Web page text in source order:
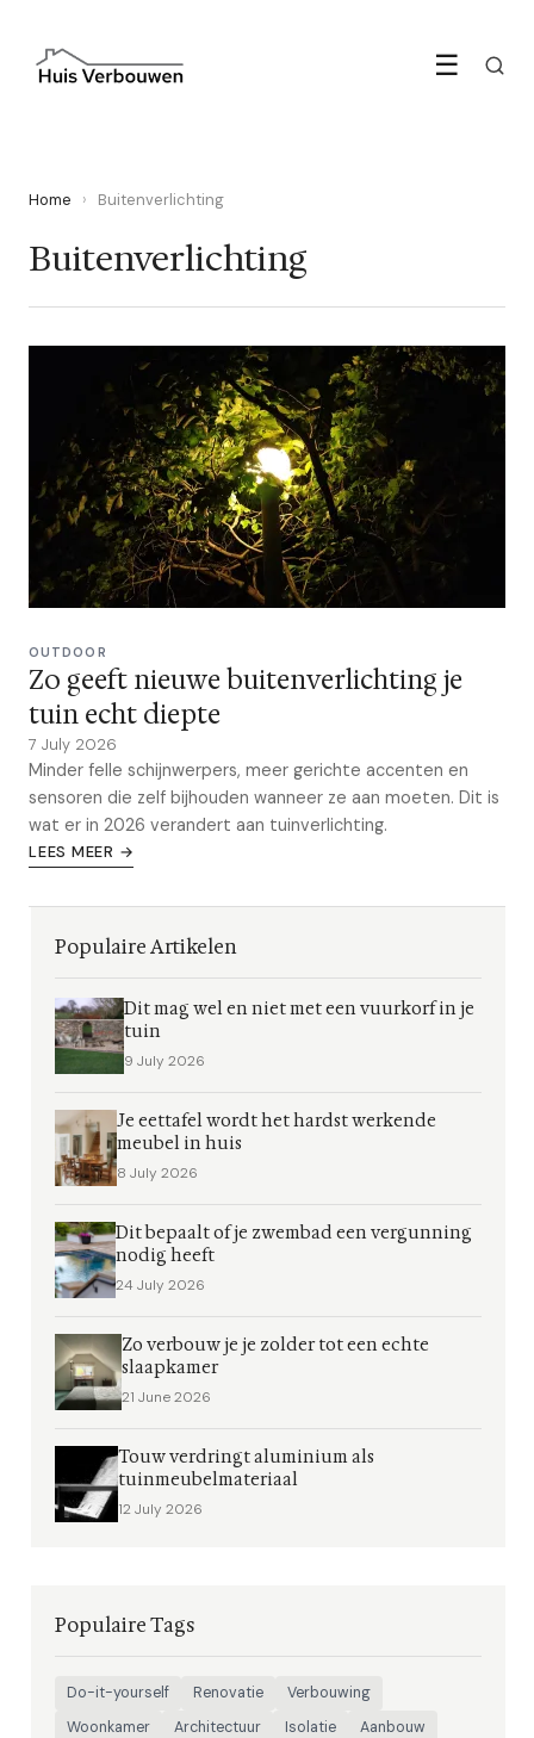
☰
Home › Buitenverlichting
Buitenverlichting
OUTDOOR
Zo geeft nieuwe buitenverlichting je
tuin echt diepte
7 July 2026
Minder felle schijnwerpers, meer gerichte accenten en
sensoren die zelf bijhouden wanneer ze aan moeten. Dit is
wat er in 2026 verandert aan tuinverlichting.
LEES MEER →
Populaire Artikelen
Dit mag wel en niet met een vuurkorf in je
tuin
9 July 2026
Je eettafel wordt het hardst werkende
meubel in huis
8 July 2026
Dit bepaalt of je zwembad een vergunning
nodig heeft
24 July 2026
Zo verbouw je je zolder tot een echte
slaapkamer
21 June 2026
Touw verdringt aluminium als
tuinmeubelmateriaal
12 July 2026
Populaire Tags
Do-it-yourself Renovatie
Verbouwing
Woonkamer
Architectuur Isolatie
Aanbouw